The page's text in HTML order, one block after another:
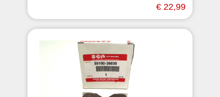
€ 22,99